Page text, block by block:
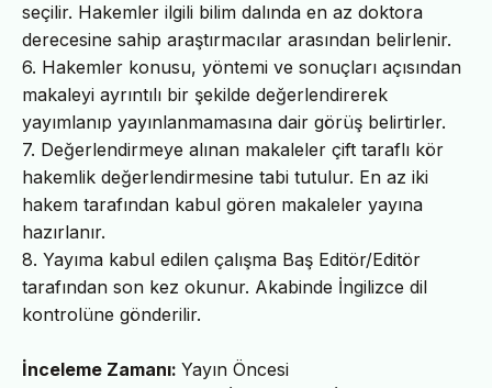
seçilir. Hakemler ilgili bilim dalında en az doktora
derecesine sahip araştırmacılar arasından belirlenir.
6. Hakemler konusu, yöntemi ve sonuçları açısından
makaleyi ayrıntılı bir şekilde değerlendirerek
yayımlanıp yayınlanmamasına dair görüş belirtirler.
7. Değerlendirmeye alınan makaleler çift taraflı kör
hakemlik değerlendirmesine tabi tutulur. En az iki
hakem tarafından kabul gören makaleler yayına
hazırlanır.
8. Yayıma kabul edilen çalışma Baş Editör/Editör
tarafından son kez okunur. Akabinde İngilizce dil
kontrolüne gönderilir.
İnceleme Zamanı: Yayın Öncesi